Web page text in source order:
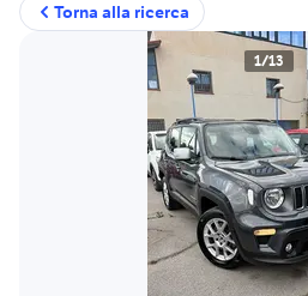
Torna alla ricerca
1/13